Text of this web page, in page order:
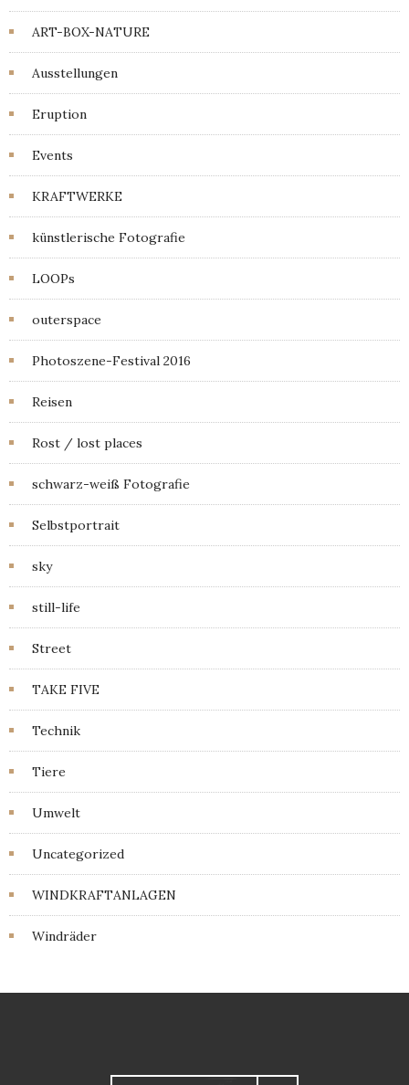
ART-BOX-NATURE
Ausstellungen
Eruption
Events
KRAFTWERKE
künstlerische Fotografie
LOOPs
outerspace
Photoszene-Festival 2016
Reisen
Rost / lost places
schwarz-weiß Fotografie
Selbstportrait
sky
still-life
Street
TAKE FIVE
Technik
Tiere
Umwelt
Uncategorized
WINDKRAFTANLAGEN
Windräder